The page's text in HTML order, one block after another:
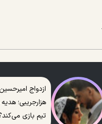
ازدواج
هزارجریبی؛
تیم بازی